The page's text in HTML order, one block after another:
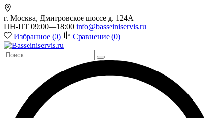
г. Москва, Дмитровское шоссе д. 124А
ПН-ПТ 09:00—18:00 info@basseiniservis.ru
Избранное (0) Сравнение (0)